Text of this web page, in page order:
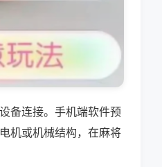
备连接。手机端软件预
机或机械结构，在麻将